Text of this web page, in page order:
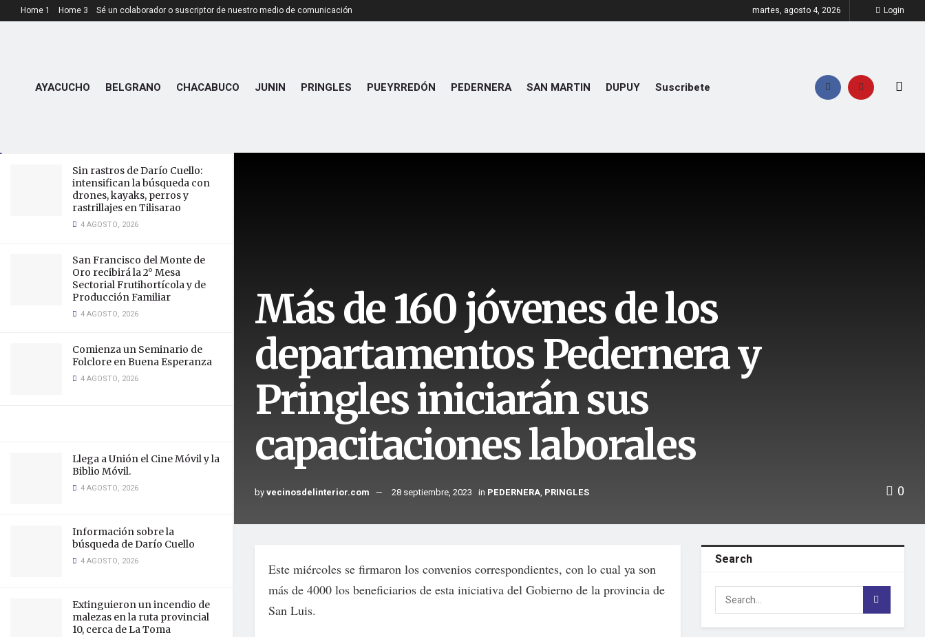
LATEST TRENDING
departamentos Pedernera y
Pringles iniciarán sus
Sin rastros de Darío Cuello:
intensifican la búsqueda con
drones, kayaks, perros y
rastrillajes en Tilisarao
4 AGOSTO, 2026
San Francisco del Monte de
Oro recibirá la 2° Mesa
Sectorial Frutihortícola y de
Producción Familiar
4 AGOSTO, 2026
Comienza un Seminario de
Folclore en Buena Esperanza
4 AGOSTO, 2026
Llega a Unión el Cine Móvil y la
Biblio Móvil.
4 AGOSTO, 2026
Información sobre la
búsqueda de Darío Cuello
4 AGOSTO, 2026
Extinguieron un incendio de
malezas en la ruta provincial
10, cerca de La Toma
Home 1 Home 3 Sé un colaborador o suscriptor de nuestro medio de comunicación martes, agosto 4, 2026 Login
AYACUCHO BELGRANO CHACABUCO JUNIN PRINGLES PUEYRREDÓN PEDERNERA SAN MARTIN DUPUY Suscribete
Más de 160 jóvenes de los
departamentos Pedernera y
Pringles iniciarán sus
capacitaciones laborales
byvecinosdelinterior.com 28 septiembre, 2023 in PEDERNERA, PRINGLES 0
Este miércoles se firmaron los convenios correspondientes, con lo cual ya son
más de 4000 los beneficiarios de esta iniciativa del Gobierno de la provincia de
San Luis.
Search